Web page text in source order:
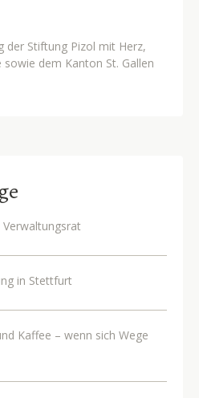
der Stiftung Pizol mit Herz,
sowie dem Kanton St. Gallen
in Stettfurt
Kaffee – wenn sich Wege